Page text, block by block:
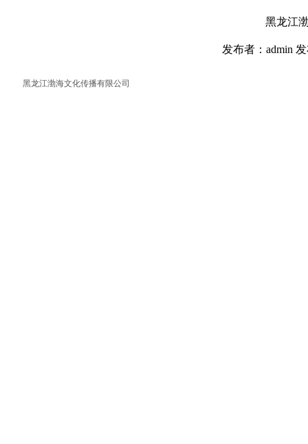
黑龙江
发布者：admin
黑龙江渤海文化传播有限公司